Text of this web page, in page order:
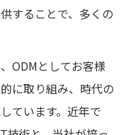
することで、多くの
ODMとしてお客様
に取り組み、時代の
ています。近年で